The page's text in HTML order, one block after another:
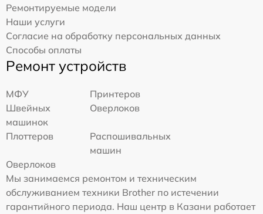
Ремонтируемые модели
Наши услуги
Согласие на обработку персональных данных
Способы оплаты
Ремонт устройств
МФУ
Принтеров
Швейных
машинок
Оверлоков
Плоттеров
Распошивальных
машин
Оверлоков
Мы занимаемся ремонтом и техническим
обслуживанием техники Brother по истечении
гарантийного периода. Наш центр в Казани работает